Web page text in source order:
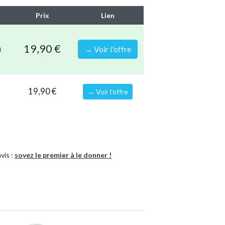
à sa compatibilité étendue avec les modèles
Optez pour cette pièce d'origine
tracas et une performance de filtration
Prix Lien
19,90 € → Voir l'offre
19,90 € → Voir l'offre
: soyez le premier à le donner !